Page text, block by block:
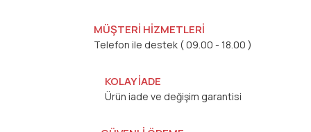
MÜŞTERİ HİZMETLERİ
Telefon ile destek ( 09.00 - 18.00 )
KOLAY İADE
Ürün iade ve değişim garantisi